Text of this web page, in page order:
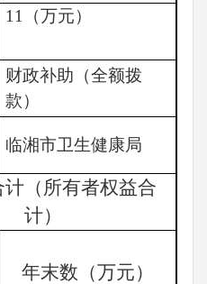
11 （万元）
财政补助（全额拨
款）
临湘市卫生健康局
计（所有者权益合
计）
年末数（万元）